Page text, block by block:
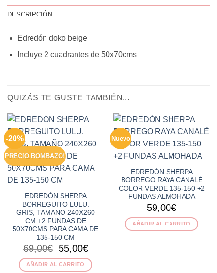
DESCRIPCIÓN
Edredón doko beige
Incluye 2 cuadrantes de 50x70cms
QUIZÁS TE GUSTE TAMBIÉN...
-20%
PRECIO BOMBAZO!
EDREDÓN SHERPA
BORREGUITO LULU.
GRIS, TAMAÑO 240X260
CM +2 FUNDAS DE
50X70CMS PARA CAMA DE
135-150 CM
69,00€
El
precio
original
55,00€El
precio
actual
AÑADIR AL CARRITO
Nuevo
EDREDÓN SHERPA
BORREGO RAYA CANALÉ
COLOR VERDE 135-150 +2
FUNDAS ALMOHADA
59,00€
AÑADIR AL CARRITO